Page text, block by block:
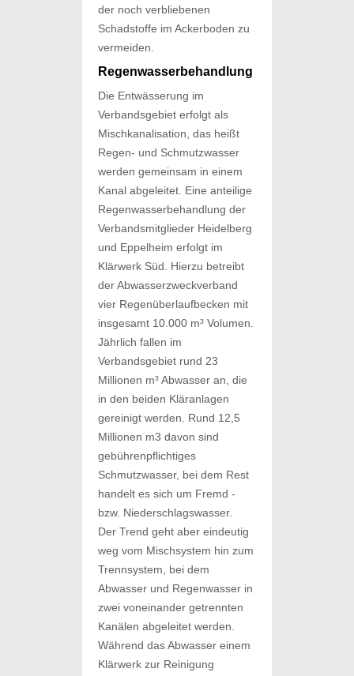
der noch verbliebenen
Schadstoffe im Ackerboden zu
vermeiden.
Regenwasserbehandlung
Die Entwässerung im
Verbandsgebiet erfolgt als
Mischkanalisation, das heißt
Regen- und Schmutzwasser
werden gemeinsam in einem
Kanal abgeleitet. Eine anteilige
Regenwasserbehandlung der
Verbandsmitglieder Heidelberg
und Eppelheim erfolgt im
Klärwerk Süd. Hierzu betreibt
der Abwasserzweckverband
vier Regenüberlaufbecken mit
insgesamt 10.000 m³ Volumen.
Jährlich fallen im
Verbandsgebiet rund 23
Millionen m³ Abwasser an, die
in den beiden Kläranlagen
gereinigt werden. Rund 12,5
Millionen m3 davon sind
gebührenpflichtiges
Schmutzwasser, bei dem Rest
handelt es sich um Fremd -
bzw. Niederschlagswasser.
Der Trend geht aber eindeutig
weg vom Mischsystem hin zum
Trennsystem, bei dem
Abwasser und Regenwasser in
zwei voneinander getrennten
Kanälen abgeleitet werden.
Während das Abwasser einem
Klärwerk zur Reinigung